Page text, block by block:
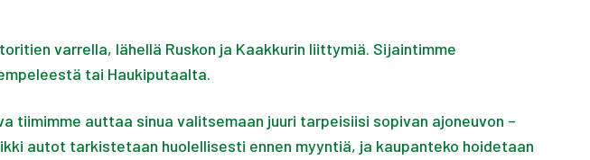
varrella, lähellä Ruskon ja Kaakkurin liittymiä. Sijaintimme
tai Haukiputaalta.
tiimimme auttaa sinua valitsemaan juuri tarpeisiisi sopivan ajoneuvon –
autot tarkistetaan huolellisesti ennen myyntiä, ja kaupanteko hoidetaan